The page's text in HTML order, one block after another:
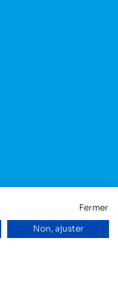
Fermer
Non, ajuster